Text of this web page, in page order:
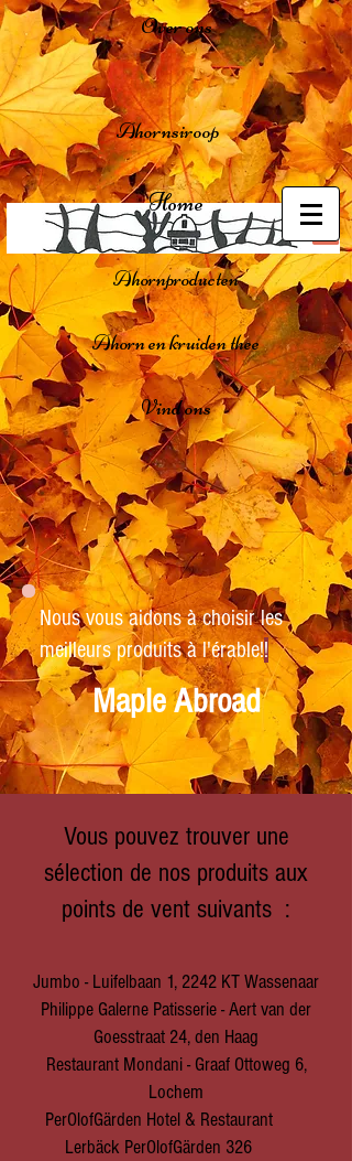
Over ons
Ahornsiroop
Home
Ahornproducten
Ahorn en kruiden thee
Vind ons
Nous vous aidons à choisir les
meilleurs produits à l'érable!!
Maple Abroad
Vous pouvez trouver une
sélection de nos produits aux
points de vent suivants :
Jumbo - Luifelbaan 1, 2242 KT Wassenaar
Philippe Galerne Patisserie - Aert van der
Goesstraat 24, den Haag
Restaurant Mondani - Graaf Ottoweg 6,
Lochem
PerOlofGärden Hotel & Restaurant
Lerbäck PerOlofGärden 326